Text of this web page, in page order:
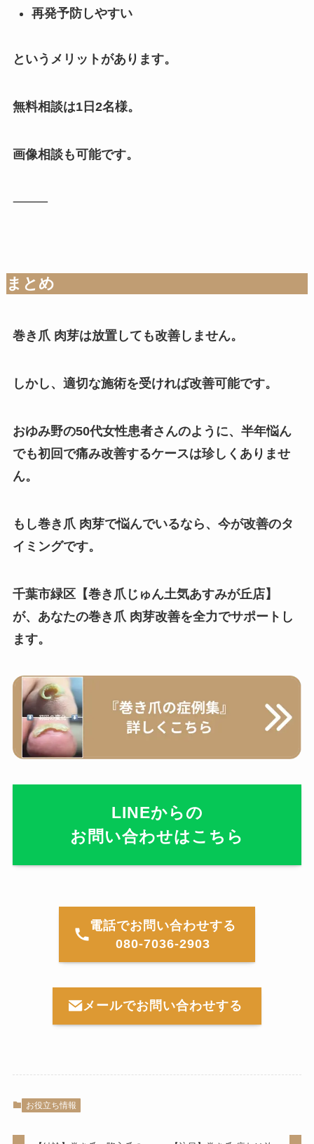
再発予防しやすい
というメリットがあります。
無料相談は1日2名様。
画像相談も可能です。
⸻
まとめ
巻き爪 肉芽は放置しても改善しません。
しかし、適切な施術を受ければ改善可能です。
おゆみ野の50代女性患者さんのように、半年悩ん
でも初回で痛み改善するケースは珍しくありませ
ん。
もし巻き爪 肉芽で悩んでいるなら、今が改善のタ
イミングです。
千葉市緑区【巻き爪じゅん土気あすみが丘店】
が、あなたの巻き爪 肉芽改善を全力でサポートし
ます。
LINEからの
お問い合わせはこちら
電話でお問い合わせする
080-7036-2903
メールでお問い合わせする
お役立ち情報